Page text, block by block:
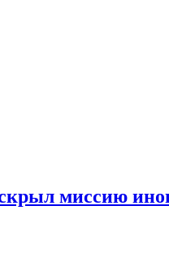
миссию